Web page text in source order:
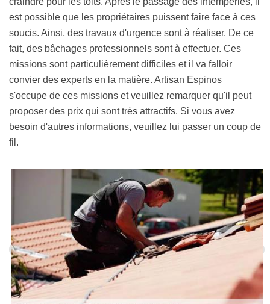
est possible que les propriétaires puissent faire face à ces
soucis. Ainsi, des travaux d'urgence sont à réaliser. De ce
fait, des bâchages professionnels sont à effectuer. Ces
missions sont particulièrement difficiles et il va falloir
convier des experts en la matière. Artisan Espinos
s'occupe de ces missions et veuillez remarquer qu'il peut
proposer des prix qui sont très attractifs. Si vous avez
besoin d'autres informations, veuillez lui passer un coup de
fil.